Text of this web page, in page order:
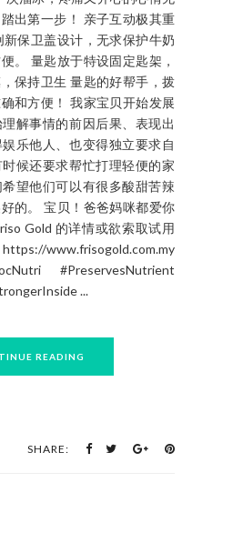
其天然结构，让宝贝感受到
外，还具备益生纤维和益生
他命D,锌以及硒是成长和发
贝与金装美素佳兒的成长过
脏的市集旁研究着小鸟觅食
、在游乐场无畏惧的攀爬。
，无疑的身为父母的我们先
和情绪上得到健康的发展。
佳的决定。她不止为宝贝们
的配方在生产过程中，帮助
易于消化以及被人体吸收，
大帮助宝贝在户外的活动探
觅食的过程 宝贝们聚精会神
食，过后的疑问：为什么它
保卫盖设计，无求保护牛奶